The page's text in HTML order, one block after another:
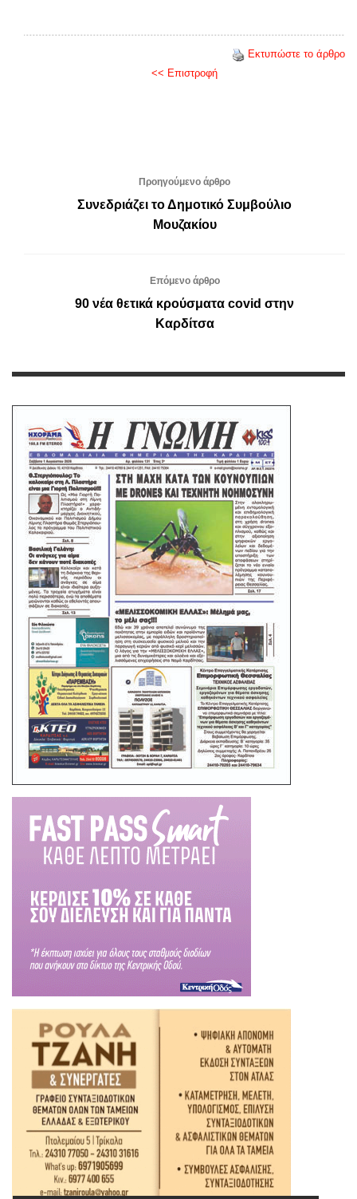
Εκτυπώστε το άρθρο
<< Επιστροφή
Προηγούμενο άρθρο
Συνεδριάζει το Δημοτικό Συμβούλιο
Μουζακίου
Επόμενο άρθρο
90 νέα θετικά κρούσματα covid στην
Καρδίτσα